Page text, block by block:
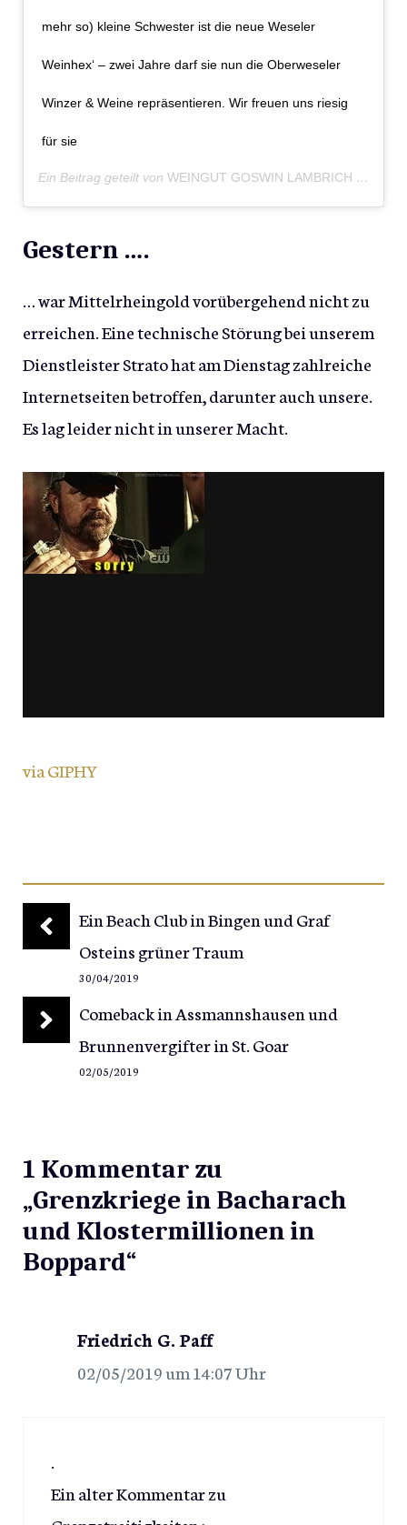
mehr so) kleine Schwester ist die neue Weseler
Weinhex‘ – zwei Jahre darf sie nun die Oberweseler
Winzer & Weine repräsentieren. Wir freuen uns riesig
für sie
Ein Beitrag geteilt von WEINGUT GOSWIN LAMBRICH
Gestern ….
… war Mittelrheingold vorübergehend nicht zu
erreichen. Eine technische Störung bei unserem
Dienstleister Strato hat am Dienstag zahlreiche
Internetseiten betroffen, darunter auch unsere.
Es lag leider nicht in unserer Macht.
via GIPHY
Ein Beach Club in Bingen und Graf
Osteins grüner Traum
30/04/2019
Comeback in Assmannshausen und
Brunnenvergifter in St. Goar
02/05/2019
1 Kommentar zu
„Grenzkriege in Bacharach
und Klostermillionen in
Boppard“
Friedrich G. Paff
02/05/2019 um 14:07 Uhr
.
Ein alter Kommentar zu